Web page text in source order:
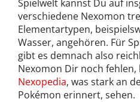
Spielwelt kannst Du auf
verschiedene Nexomon
Elementartypen,
Wasser, angehören. Für
gibt es demnach also
Nexomon Dir noch
Nexopedia, was stark an
Pokémon erinnert, sehen.